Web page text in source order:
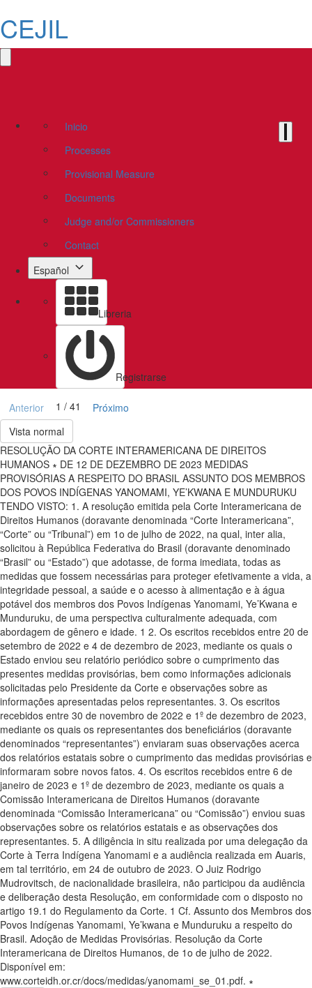
CEJIL
Inicio
Processes
Provisional Measure
Documents
Judge and/or Commissioners
Contact
Español
Libreria
Registrarse
Anterior 1 / 41
Próximo
Vista normal
RESOLUÇÃO DA CORTE INTERAMERICANA DE DIREITOS
HUMANOS ∗ DE 12 DE DEZEMBRO DE 2023 MEDIDAS
PROVISÓRIAS A RESPEITO DO BRASIL ASSUNTO DOS MEMBROS
DOS POVOS INDÍGENAS YANOMAMI, YE’KWANA E MUNDURUKU
TENDO VISTO: 1. A resolução emitida pela Corte Interamericana de
Direitos Humanos (doravante denominada “Corte Interamericana”,
“Corte” ou “Tribunal”) em 1o de julho de 2022, na qual, inter alia,
solicitou à República Federativa do Brasil (doravante denominado
“Brasil” ou “Estado”) que adotasse, de forma imediata, todas as
medidas que fossem necessárias para proteger efetivamente a vida, a
integridade pessoal, a saúde e o acesso à alimentação e à água
potável dos membros dos Povos Indígenas Yanomami, Ye’Kwana e
Munduruku, de uma perspectiva culturalmente adequada, com
abordagem de gênero e idade. 1 2. Os escritos recebidos entre 20 de
setembro de 2022 e 4 de dezembro de 2023, mediante os quais o
Estado enviou seu relatório periódico sobre o cumprimento das
presentes medidas provisórias, bem como informações adicionais
solicitadas pelo Presidente da Corte e observações sobre as
informações apresentadas pelos representantes. 3. Os escritos
recebidos entre 30 de novembro de 2022 e 1º de dezembro de 2023,
mediante os quais os representantes dos beneficiários (doravante
denominados “representantes”) enviaram suas observações acerca
dos relatórios estatais sobre o cumprimento das medidas provisórias e
informaram sobre novos fatos. 4. Os escritos recebidos entre 6 de
janeiro de 2023 e 1º de dezembro de 2023, mediante os quais a
Comissão Interamericana de Direitos Humanos (doravante
denominada “Comissão Interamericana” ou “Comissão”) enviou suas
observações sobre os relatórios estatais e as observações dos
representantes. 5. A diligência in situ realizada por uma delegação da
Corte à Terra Indígena Yanomami e a audiência realizada em Auaris,
em tal território, em 24 de outubro de 2023. O Juiz Rodrigo
Mudrovitsch, de nacionalidade brasileira, não participou da audiência
e deliberação desta Resolução, em conformidade com o disposto no
artigo 19.1 do Regulamento da Corte. 1 Cf. Assunto dos Membros dos
Povos Indígenas Yanomami, Ye’kwana e Munduruku a respeito do
Brasil. Adoção de Medidas Provisórias. Resolução da Corte
Interamericana de Direitos Humanos, de 1o de julho de 2022.
Disponível em:
www.corteidh.or.cr/docs/medidas/yanomami_se_01.pdf. ∗